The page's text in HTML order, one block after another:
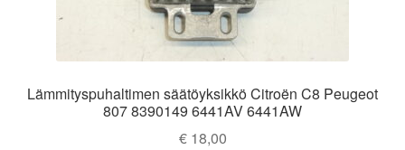
Lämmityspuhaltimen säätöyksikkö Citroën C8 Peugeot
807 8390149 6441AV 6441AW
€18,00